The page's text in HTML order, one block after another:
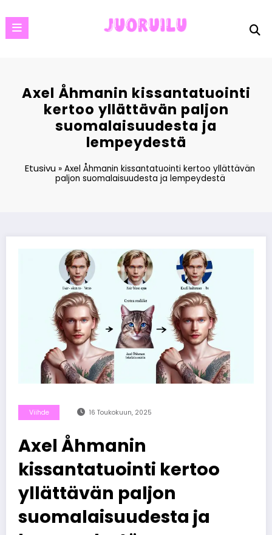
to
content
Axel Åhmanin kissantatuointi
kertoo yllättävän paljon
suomalaisuudesta ja
lempeydestä
Etusivu »Axel Åhmanin kissantatuointi kertoo yllättävän
paljon suomalaisuudesta ja lempeydestä
Viihde 16 Toukokuun, 2025
Axel Åhmanin
kissantatuointi kertoo
yllättävän paljon
suomalaisuudesta ja